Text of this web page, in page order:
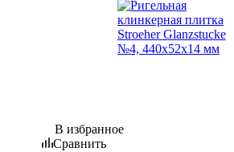
В избранное
Сравнить